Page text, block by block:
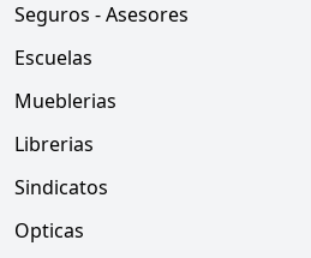
Seguros - Asesores
Escuelas
Mueblerias
Librerias
Sindicatos
Opticas